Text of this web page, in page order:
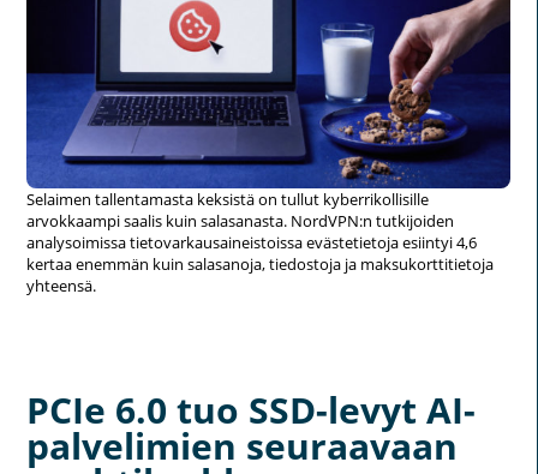
Selaimen tallentamasta keksistä on tullut kyberrikollisille
arvokkaampi saalis kuin salasanasta. NordVPN:n tutkijoiden
analysoimissa tietovarkausaineistoissa evästetietoja esiintyi 4,6
kertaa enemmän kuin salasanoja, tiedostoja ja maksukorttitietoja
yhteensä.
PCIe 6.0 tuo SSD-levyt AI-
palvelimien seuraavaan